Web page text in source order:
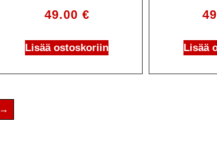
49.00 €
Lisää ostoskoriin Lisää
→